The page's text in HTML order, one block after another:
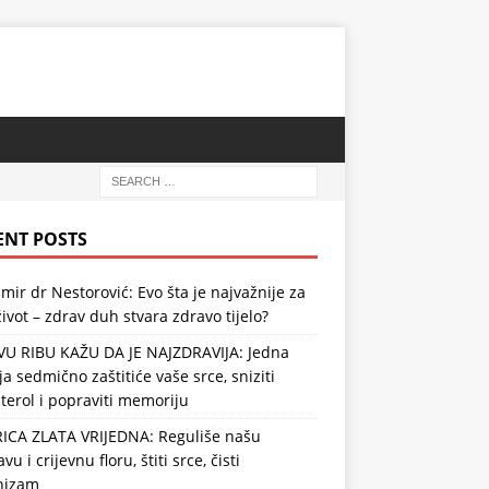
POSTS
dr Nestorović: Evo šta je najvažnije za
– zdrav duh stvara zdravo tijelo?
RIBU KAŽU DA JE NAJZDRAVIJA: Jedna
sedmično zaštitiće vaše srce, sniziti
i popraviti memoriju
ZLATA VRIJEDNA: Reguliše našu
i crijevnu floru, štiti srce, čisti